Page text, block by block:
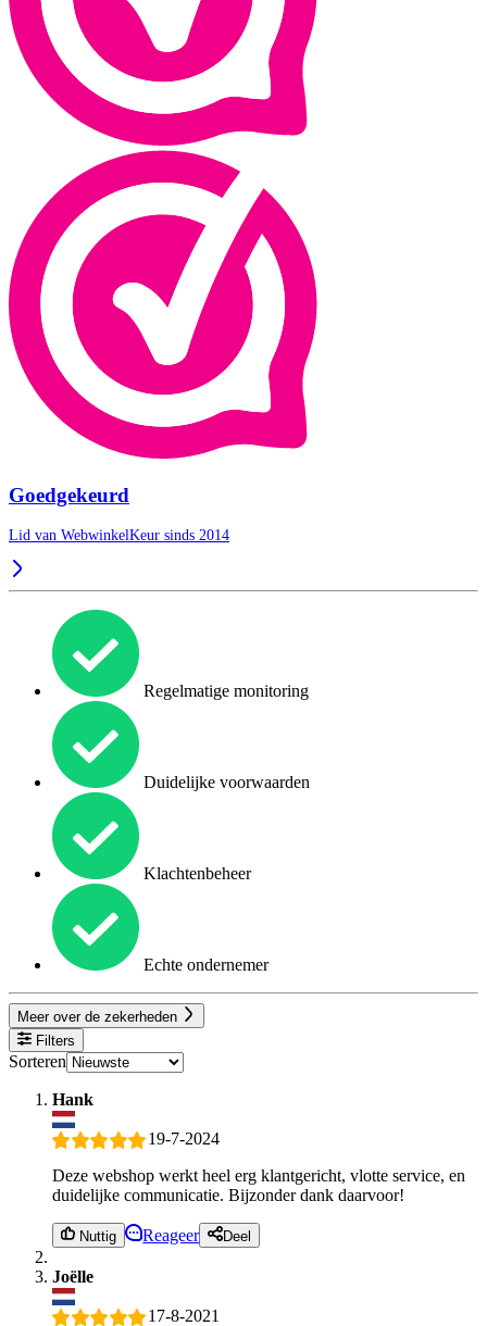
Goedgekeurd
Lid van WebwinkelKeur sinds 2014
Regelmatige monitoring
Duidelijke voorwaarden
Klachtenbeheer
Echte ondernemer
Meer over de zekerheden
Filters
Sorteren
Hank
19-7-2024
Deze webshop werkt heel erg klantgericht, vlotte service, en
duidelijke communicatie. Bijzonder dank daarvoor!
Nuttig Reageer Deel
Joëlle
17-8-2021